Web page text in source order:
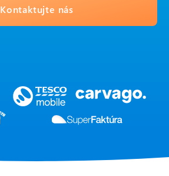
Kontaktujte nás